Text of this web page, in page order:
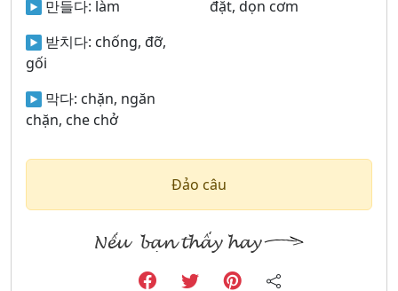
만들다: làm
받치다: chống, đỡ,
gối
막다: chặn, ngăn
chặn, che chở
đặt, dọn cơm
Đảo câu